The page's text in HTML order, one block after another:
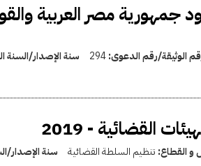
جمهورية مصر العربية
الوثيقة/رقم الدعوى:294 سنة الإصدار/السنة
القضائية - 2019
و القطاع: تنظيم السلطة القضائية سنة الإصدار/